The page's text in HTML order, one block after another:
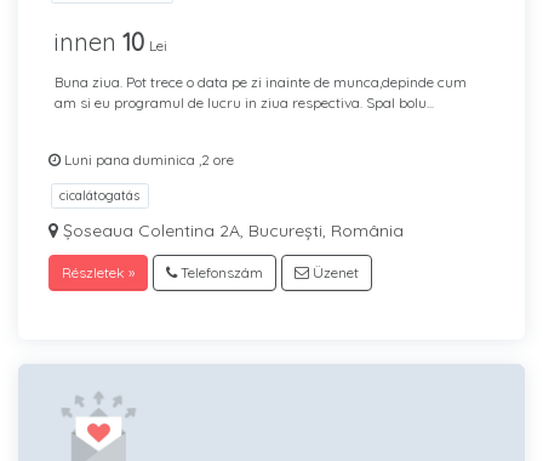
innen 10 Lei
Buna ziua. Pot trece o data pe zi inainte de munca,depinde cum
am si eu programul de lucru in ziua respectiva. Spal bolu...
Luni pana duminica ,2 ore
cicalátogatás
Șoseaua Colentina 2A, București, România
Részletek » Telefonszám Üzenet